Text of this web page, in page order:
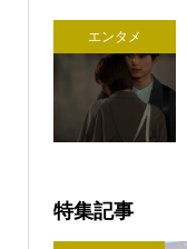
エンタメ
特集記事